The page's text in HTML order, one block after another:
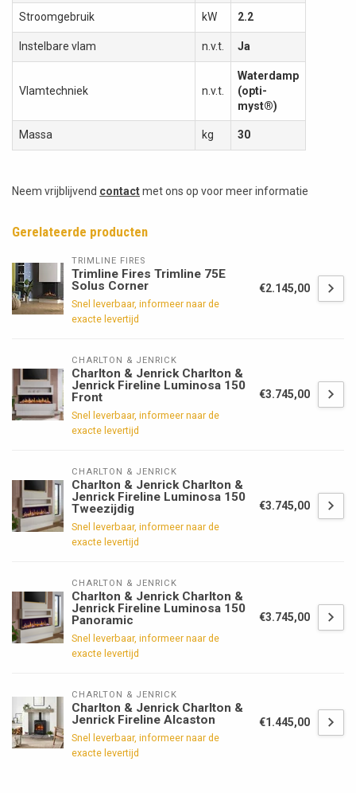
Stroomgebruik kW 2.2
Instelbare vlam n.v.t. Ja
Vlamtechniek n.v.t.
Waterdamp
(opti-
myst®)
Massa kg 30
Neem vrijblijvend contactmet ons op voor meer informatie
Gerelateerde producten
TRIMLINE FIRES
Trimline Fires Trimline 75E
Solus Corner
Snel leverbaar, informeer naar de
exacte levertijd
€2.145,00
CHARLTON & JENRICK
Charlton & Jenrick Charlton &
Jenrick Fireline Luminosa 150
Front
Snel leverbaar, informeer naar de
exacte levertijd
€3.745,00
CHARLTON & JENRICK
Charlton & Jenrick Charlton &
Jenrick Fireline Luminosa 150
Tweezijdig
Snel leverbaar, informeer naar de
exacte levertijd
€3.745,00
CHARLTON & JENRICK
Charlton & Jenrick Charlton &
Jenrick Fireline Luminosa 150
Panoramic
Snel leverbaar, informeer naar de
exacte levertijd
€3.745,00
CHARLTON & JENRICK
Charlton & Jenrick Charlton &
Jenrick Fireline Alcaston
Snel leverbaar, informeer naar de
exacte levertijd
€1.445,00